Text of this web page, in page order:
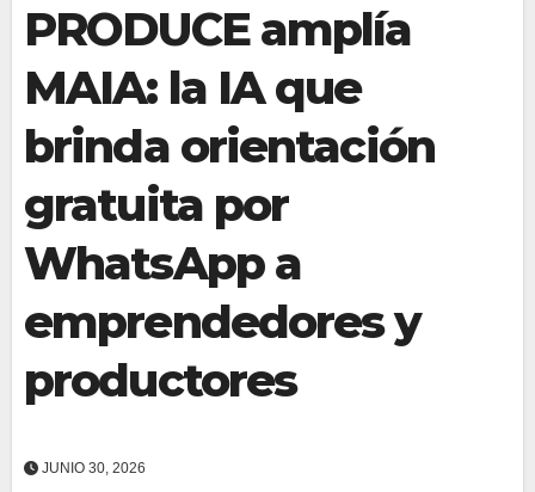
PRODUCE amplía
MAIA: la IA que
brinda orientación
gratuita por
WhatsApp a
emprendedores y
productores
JUNIO 30, 2026